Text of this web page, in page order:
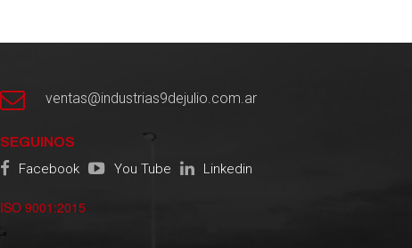
ventas@industrias9dejulio.com.ar
SEGUINOS
Facebook You Tube Linkedin
ISO 9001:2015